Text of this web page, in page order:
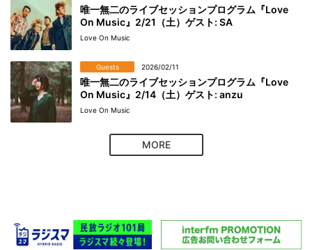
唯一無二のライブセッションプログラム『Love
On Music』2/21（土）ゲスト: SA
Love On Music
Guests 2026/02/11
唯一無二のライブセッションプログラム『Love
On Music』2/14（土）ゲスト: anzu
Love On Music
MORE